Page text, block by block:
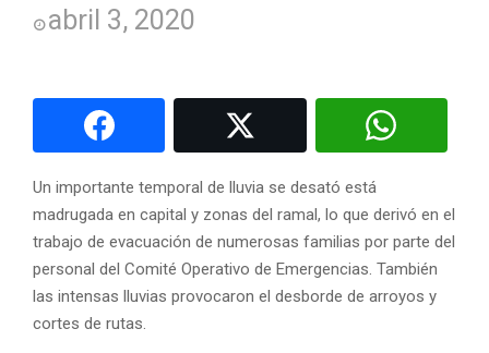
abril 3, 2020
Un importante temporal de lluvia se desató está
madrugada en capital y zonas del ramal, lo que derivó en el
trabajo de evacuación de numerosas familias por parte del
personal del Comité Operativo de Emergencias. También
las intensas lluvias provocaron el desborde de arroyos y
cortes de rutas.